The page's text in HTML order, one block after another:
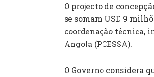
O projecto de
se somam USD 9
coordenação técnica,
Angola (PCESSA).
O Governo considera